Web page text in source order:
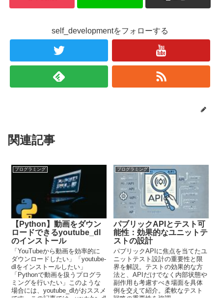
self_developmentをフォローする
関連記事
プログラミング
【Python】動画をダウン
ロードできるyoutube_dl
のインストール
「YouTubeから動画を効率的に
ダウンロードしたい」「youtube-
dlをインストールしたい」
「Pythonで動画を扱うプログラ
ミングを行いたい」このような
場合には、youtube_dlがおススメ
です。この記事では、youtube_dl
プログラミング
パブリックAPIとテスト可
能性：効果的なユニットテ
ストの設計
パブリックAPIに焦点を当てたユ
ニットテスト設計の重要性と限
界を解説。テストの効果的な方
法と、APIだけでなく内部状態や
副作用も考慮すべき場面を具体
例を交えて紹介。柔軟なテスト
戦略の重要性を強調。